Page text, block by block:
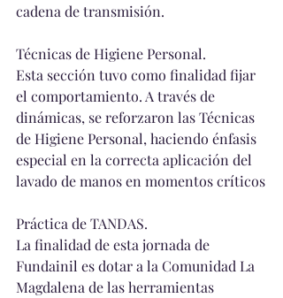
cadena de transmisión.
Técnicas de Higiene Personal.
Esta sección tuvo como finalidad fijar
el comportamiento. A través de
dinámicas, se reforzaron las Técnicas
de Higiene Personal, haciendo énfasis
especial en la correcta aplicación del
lavado de manos en momentos críticos
Práctica de TANDAS.
La finalidad de esta jornada de
Fundainil es dotar a la Comunidad La
Magdalena de las herramientas